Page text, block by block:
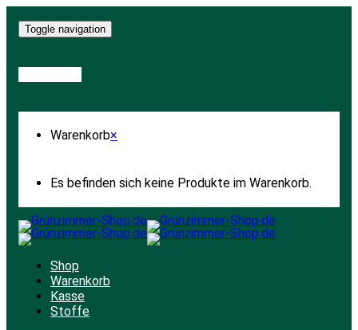
Toggle navigation
Warenkorb×
Es befinden sich keine Produkte im Warenkorb.
Shop
Warenkorb
Kasse
Stoffe